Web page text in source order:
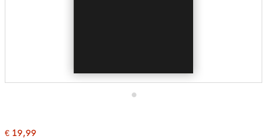
begin
€ 19,99